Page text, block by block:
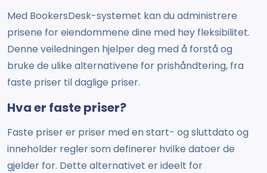
Med BookersDesk-systemet kan du administrere
prisene for eiendommene dine med høy fleksibilitet.
Denne veiledningen hjelper deg med å forstå og
bruke de ulike alternativene for prishåndtering, fra
faste priser til daglige priser.
Hva er faste priser?
Faste priser er priser med en start- og sluttdato og
inneholder regler som definerer hvilke datoer de
gjelder for. Dette alternativet er ideelt for